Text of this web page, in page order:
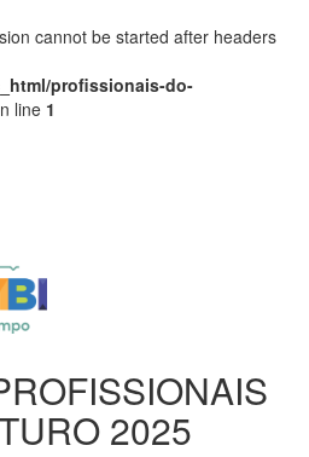
cannot be started after headers
profissionais-do-
line 1
2025